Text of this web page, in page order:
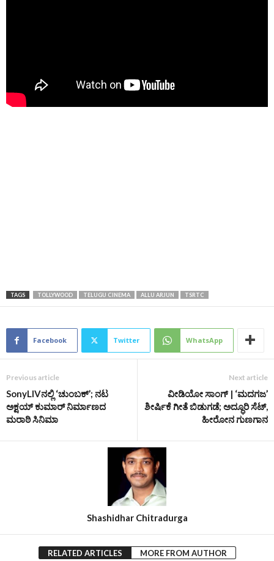
TAGS TOLLYWOOD TELUGU CINEMA ALLU ARJUN TSRTC
Facebook Twitter WhatsApp
Previous article
SonyLIVನಲ್ಲಿ ‘ಚುಂಬಕ್’; ನಟ
ಅಕ್ಷಯ್ ಕುಮಾರ್ ನಿರ್ಮಾಣದ
ಮರಾಠಿ ಸಿನಿಮಾ
Next article
ವೀಡಿಯೋ ಸಾಂಗ್ | ‘ಮದಗಜ’
ಶೀರ್ಷಿಕೆ ಗೀತೆ ಬಿಡುಗಡೆ; ಅದ್ಧೂರಿ ಸೆಟ್,
ಹೀರೋನ ಗುಣಗಾನ
Shashidhar Chitradurga
RELATED ARTICLES MORE FROM AUTHOR